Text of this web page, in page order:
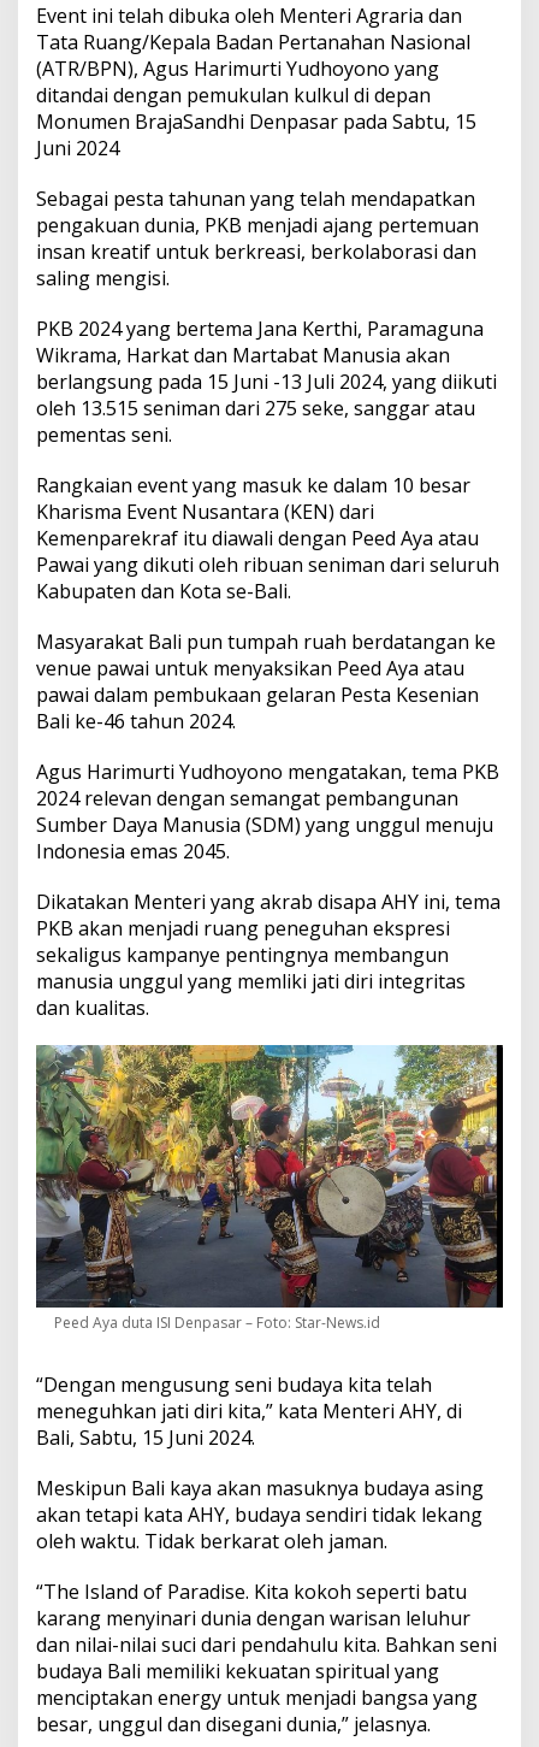
a
l
M
e
m
i
k
K
u
a
t
a
n
i
r
i
t
u
a
Event ini telah dibuka oleh Menteri Agraria dan
Tata Ruang/Kepala Badan Pertanahan Nasional
(ATR/BPN), Agus Harimurti Yudhoyono yang
ditandai dengan pemukulan kulkul di depan
Monumen BrajaSandhi Denpasar pada Sabtu, 15
Juni 2024
Sebagai pesta tahunan yang telah mendapatkan
pengakuan dunia, PKB menjadi ajang pertemuan
insan kreatif untuk berkreasi, berkolaborasi dan
saling mengisi.
PKB 2024 yang bertema Jana Kerthi, Paramaguna
Wikrama, Harkat dan Martabat Manusia akan
berlangsung pada 15 Juni -13 Juli 2024, yang diikuti
oleh 13.515 seniman dari 275 seke, sanggar atau
pementas seni.
Rangkaian event yang masuk ke dalam 10 besar
Kharisma Event Nusantara (KEN) dari
Kemenparekraf itu diawali dengan Peed Aya atau
Pawai yang dikuti oleh ribuan seniman dari seluruh
Kabupaten dan Kota se-Bali.
Masyarakat Bali pun tumpah ruah berdatangan ke
venue pawai untuk menyaksikan Peed Aya atau
pawai dalam pembukaan gelaran Pesta Kesenian
Bali ke-46 tahun 2024.
Agus Harimurti Yudhoyono mengatakan, tema PKB
2024 relevan dengan semangat pembangunan
Sumber Daya Manusia (SDM) yang unggul menuju
Indonesia emas 2045.
Dikatakan Menteri yang akrab disapa AHY ini, tema
PKB akan menjadi ruang peneguhan ekspresi
sekaligus kampanye pentingnya membangun
manusia unggul yang memliki jati diri integritas
dan kualitas.
Peed Aya duta ISI Denpasar – Foto: Star-News.id
“Dengan mengusung seni budaya kita telah
meneguhkan jati diri kita,” kata Menteri AHY, di
Bali, Sabtu, 15 Juni 2024.
Meskipun Bali kaya akan masuknya budaya asing
akan tetapi kata AHY, budaya sendiri tidak lekang
oleh waktu. Tidak berkarat oleh jaman.
“The Island of Paradise. Kita kokoh seperti batu
karang menyinari dunia dengan warisan leluhur
dan nilai-nilai suci dari pendahulu kita. Bahkan seni
budaya Bali memiliki kekuatan spiritual yang
menciptakan energy untuk menjadi bangsa yang
besar, unggul dan disegani dunia,” jelasnya.